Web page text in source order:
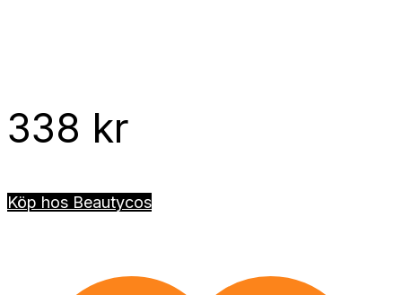
338 kr
Köp hos Beautycos